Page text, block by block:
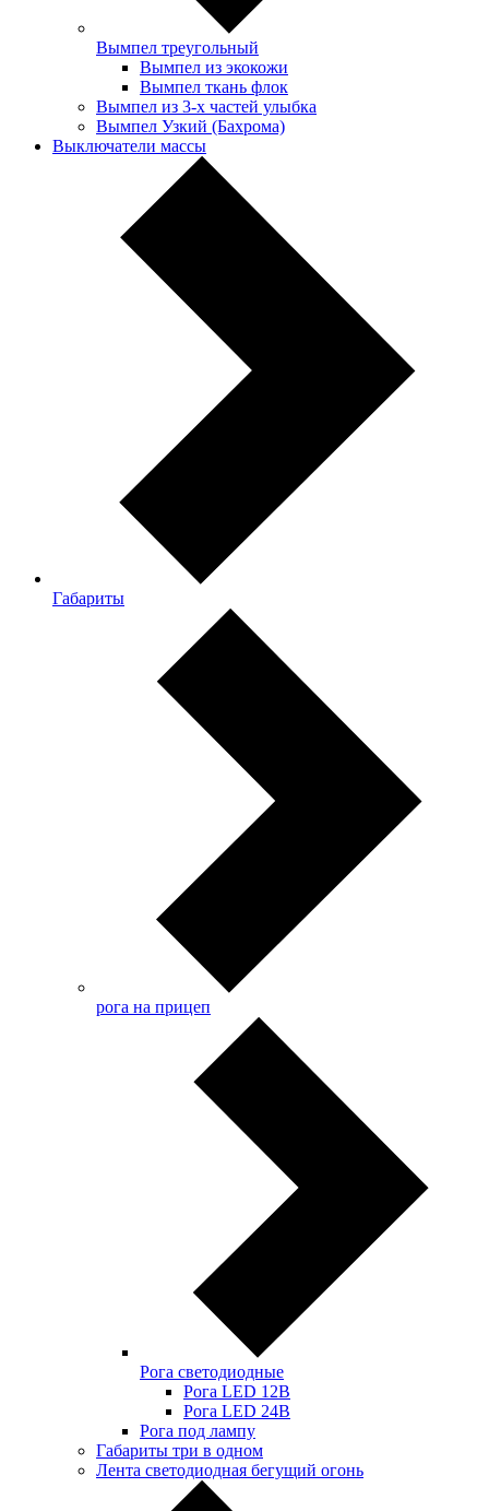
Вымпел треугольный
Вымпел из экокожи
Вымпел ткань флок
Вымпел из 3-х частей улыбка
Вымпел Узкий (Бахрома)
Выключатели массы
Габариты
рога на прицеп
Рога светодиодные
Рога LED 12В
Рога LED 24В
Рога под лампу
Габариты три в одном
Лента светодиодная бегущий огонь